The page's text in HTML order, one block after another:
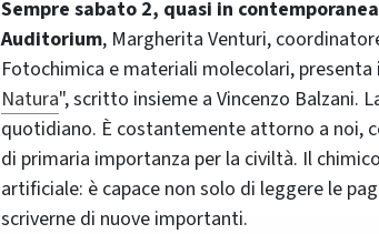
Sempre sabato 2, quasi in
Auditorium, Margherita Venturi,
Fotochimica e materiali molecolari, presenta
Natura", scritto insieme a Vincenzo Balzani.
quotidiano. È costantemente attorno a noi,
di primaria importanza per la civiltà. Il
artificiale: è capace non solo di leggere le
scriverne di nuove importanti.